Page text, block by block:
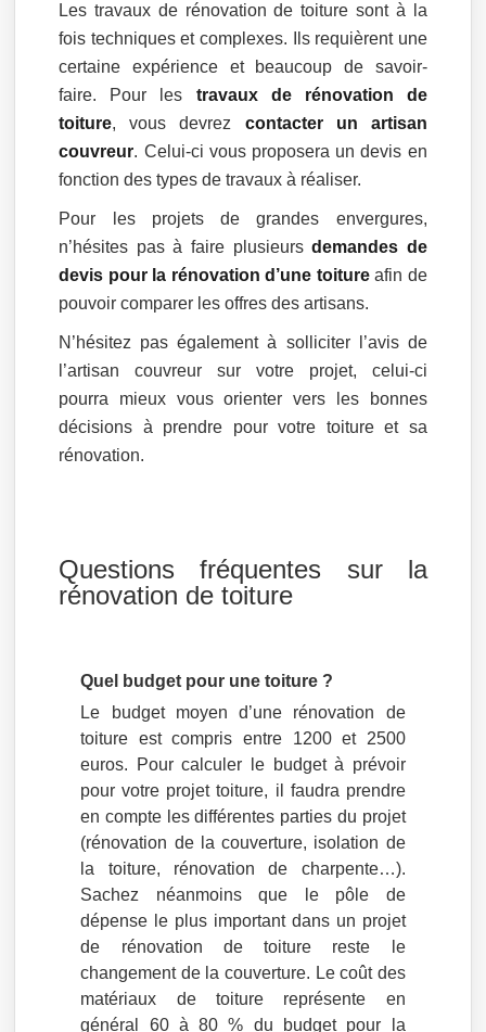
Les travaux de rénovation de toiture sont à la
fois techniques et complexes. Ils requièrent une
certaine expérience et beaucoup de savoir-
faire. Pour les travaux de rénovation de
toiture, vous devrez contacter un artisan
couvreur. Celui-ci vous proposera un devis en
fonction des types de travaux à réaliser.
Pour les projets de grandes envergures,
n’hésites pas à faire plusieursdemandes de
devis pour la rénovation d’une toitureafin de
pouvoir comparer les offres des artisans.
N’hésitez pas également à solliciter l’avis de
l’artisan couvreur sur votre projet, celui-ci
pourra mieux vous orienter vers les bonnes
décisions à prendre pour votre toiture et sa
rénovation.
Questions fréquentes sur la
rénovation de toiture
Quel budget pour une toiture ?
Le budget moyen d’une rénovation de
toiture est compris entre 1200 et 2500
euros. Pour calculer le budget à prévoir
pour votre projet toiture, il faudra prendre
en compte les différentes parties du projet
(rénovation de la couverture, isolation de
la toiture, rénovation de charpente…).
Sachez néanmoins que le pôle de
dépense le plus important dans un projet
de rénovation de toiture reste le
changement de la couverture. Le coût des
matériaux de toiture représente en
général 60 à 80 % du budget pour la